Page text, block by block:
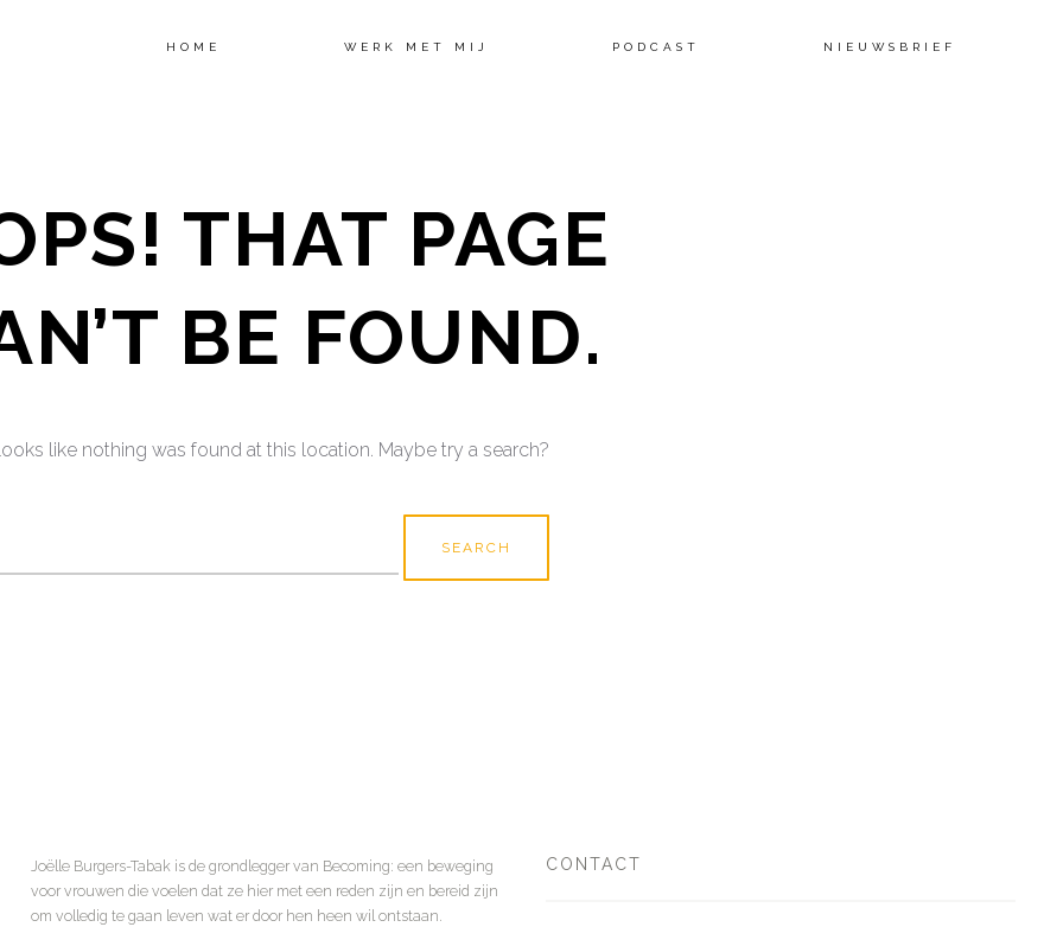
content
HOME WERK MET MIJ PODCAST NIEUWSBRIEF
THAT PAGE
BE FOUND.
like nothing was found at this location. Maybe try a search?
Joëlle Burgers-Tabak is de grondlegger van Becoming: een beweging
voor vrouwen die voelen dat ze hier met een reden zijn en bereid zijn
om volledig te gaan leven wat er door hen heen wil ontstaan.
CONTACT